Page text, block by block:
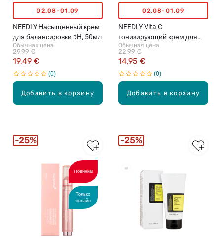
Добавить в корзину
02.08-01.09
NEEDLY Насыщенный крем
для балансировки pH, 50мл
Обычная цена
19,49 €
29,99 €
0
Добавить в корзину
02.08-01.09
NEEDLY Vita C
тонизирующий крем для
сияния кожи лица, 50мл
Обычная цена
14,95 €
22,99 €
0
Новинка!
Только
онлайн
25% 25%